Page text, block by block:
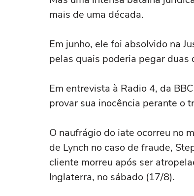
mais de uma década.
Em junho, ele foi absolvido na
pelas quais poderia pegar duas
Em entrevista à Radio 4, da
provar sua inocência perante o
O naufrágio do iate ocorreu no
de Lynch no caso de fraude,
cliente morreu após ser
Inglaterra, no sábado (17/8).